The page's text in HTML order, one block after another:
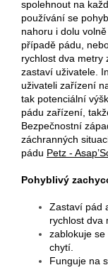
spolehnout na
používání se
nahoru i dolu
případě pádu,
rychlost dva metry
zastaví uživatele.
uživateli zařízení
tak potenciální
pádu zařízení,
Bezpečnostní
záchranných
pádu Petz -
Pohyblivý
Zastaví pád
rychlost dva
zablokuje
chytí.
Funguje na